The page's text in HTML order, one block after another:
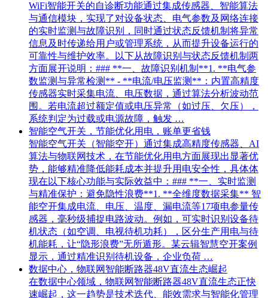
WiFi智能开关的自诊断功能通过集成传感器、智能算法
与通信模块，实现了对设备状态、电气参数及网络连接
的实时监测与故障识别，同时通过状态反馈机制将异常
信息及时传递给用户或管理系统，从而提升设备运行的
可靠性与维护效率。以下从故障识别与状态反馈机制两
方面展开说明：### **一、故障识别机制**1. **电气参
数监测与异常检测** - **电流/电压监测**：内置高精度
传感器实时采集电流、电压数据，通过算法分析波动范
围。若电流超过额定值或电压异常（如过压、欠压），
系统判定为过载或电源故障，触发 …
智能空气开关，节能优化用电，账单更省钱
智能空气开关（智能空开）通过集成高精度传感器、AI
算法与物联网技术，在节能优化用电方面展现出显著优
势，能够精准降低能耗成本并提升用电安全性，具体体
现在以下核心功能与实际效益中：### **一、实时监测
与精准保护：避免隐性浪费**1. **全维度数据采集** 智
能空开集成电流、电压、温度、漏电流等17项电参量传
感器，毫秒级捕捉电路波动。例如，可实时识别设备待
机状态（如空调、电视待机功耗），区分生产用电与待
机能耗，让“隐形浪费”无所遁形。某云辑智慧空开案例
显示，通过精准识别待机设备，企业负荷 …
数据中心，物联网智能断路器48V直流生态崛起
在数据中心领域，物联网智能断路器48V直流生态正快
速崛起，这一趋势是技术迭代、能效需求与智能化管理